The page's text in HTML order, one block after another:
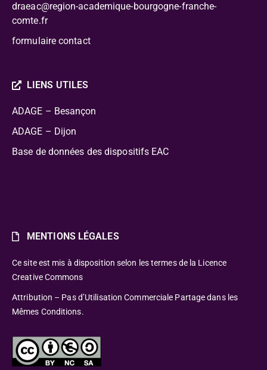
draeac@region-academique-bourgogne-franche-
comte.fr
formulaire contact
LIENS UTILES
ADAGE – Besançon
ADAGE – Dijon
Base de données des dispositifs EAC
MENTIONS LÉGALES
Ce site est mis à disposition selon les termes de la Licence
Creative Commons
Attribution – Pas d’Utilisation Commerciale Partage dans les
Mêmes Conditions.